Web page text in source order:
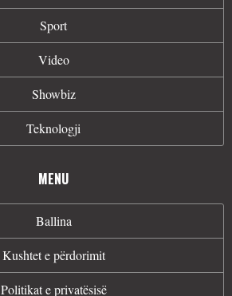
Sport
Video
Showbiz
Teknologji
MENU
Ballina
Kushtet e përdorimit
Politikat e privatësisë